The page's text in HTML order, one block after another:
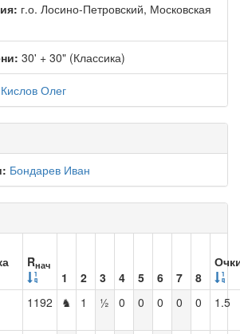
г.о. Лосино-Петровский, Московская
30' + 30" (Классика)
Кислов Олег
Бондарев Иван
Rнач
1 2 3 4 5 6 7 8
1192 ♞ 1 ½ 0 0 0 0 0 1.5